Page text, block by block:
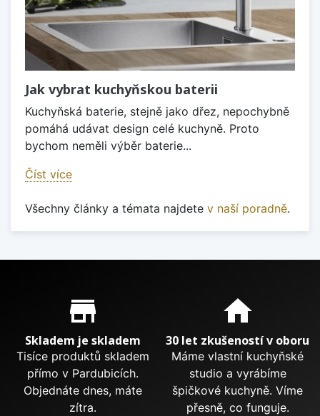
Jak vybrat kuchyňskou baterii
Kuchyňská baterie, stejně jako dřez, nepochybně
pomáhá udávat design celé kuchyně. Proto
bychom neměli výběr baterie...
Číst více
Všechny články a témata najdete v naší poradně.
Proč nakupovat u nás?
store_mall_directory
Skladem je skladem
Tisíce produktů skladem
přímo v Pardubicích.
Objednáte dnes, máte
zítra.
home
30 let zkušeností v oboru
Máme vlastní kuchyňské
studio a vyrábíme
špičkové kuchyně. Víme
přesně, co funguje.